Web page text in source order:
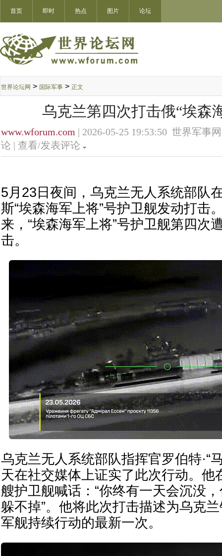
首页 即时 热点 图片 论坛
世界论坛网 > 国际军事 > 正文
乌克兰第四次打击俄“埃森
www.wforum.com | 2026-05-25 19:53:50 世界军事
论 | 查看/发表评论
5月23日夜间，乌克兰无人系统部队
斯“埃森海军上将”号护卫舰发动打击
来，“埃森海军上将”号护卫舰第四次
击。
乌克兰无人系统部队指挥官罗伯特·“
天在社交媒体上证实了此次行动。他
艘护卫舰喊话：“你终有一天会沉没
躲不掉”。他将此次打击描述为乌克
军舰持续行动的最新一次。